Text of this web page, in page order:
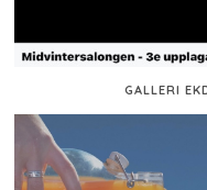
GALLERI